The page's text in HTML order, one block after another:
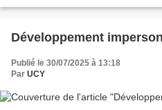
Développement
Publié le 30/07/2025 à 13:18
Par UCY